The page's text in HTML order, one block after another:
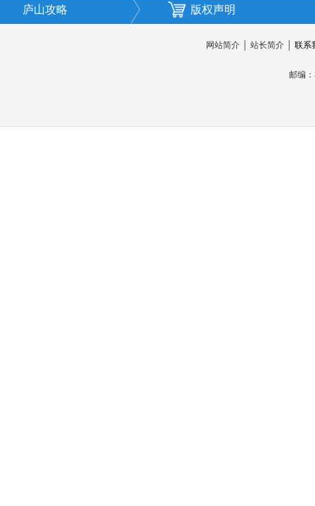
庐山攻略 版权声明
网站简介│ 站长简介│ 联系
邮编